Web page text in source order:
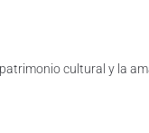
cultural y la